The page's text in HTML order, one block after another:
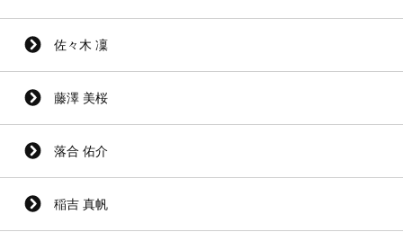
佐々木 凜
藤澤 美桜
落合 佑介
稲吉 真帆